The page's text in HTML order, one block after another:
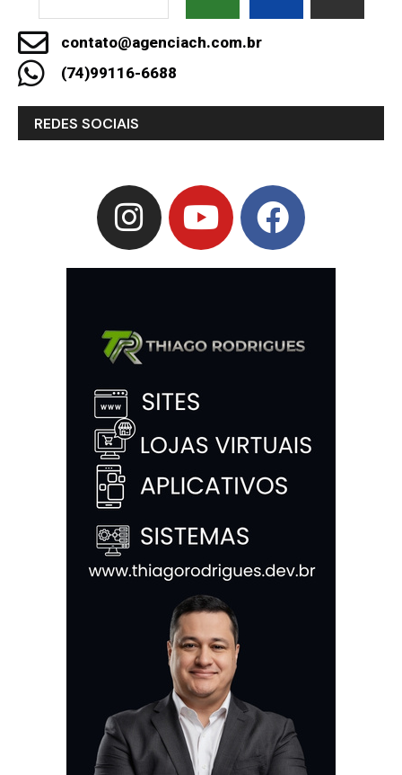
contato@agenciach.com.br
(74)99116-6688
REDES SOCIAIS